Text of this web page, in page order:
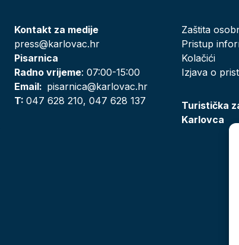
Kontakt za medije
press@karlovac.hr
Pisarnica
Radno vrijeme: 07:00-15:00
Email: pisarnica@karlovac.hr
T:047 628 210, 047 628 137
Zaštita
Pristup
Kolačići
Izjava o
Turistička
Karlovca